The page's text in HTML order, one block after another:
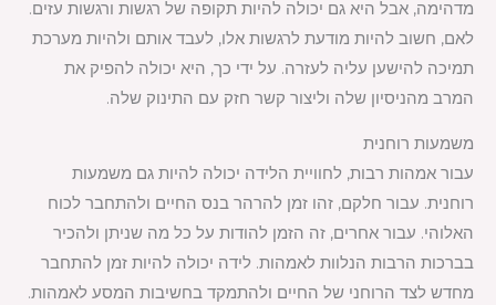
מדהימה, אבל היא גם יכולה להיות תקופה של רגשות ורגשות עזים.
לאם, חשוב להיות מודעת לרגשות אלו, לעבד אותם ולהיות מערכת
תמיכה להישען עליה לעזרה. על ידי כך, היא יכולה להפיק את
המרב מהניסיון שלה וליצור קשר חזק עם התינוק שלה.
משמעות רוחנית
עבור אמהות רבות, לחוויית הלידה יכולה להיות גם משמעות
רוחנית. עבור חלקם, זהו זמן להרהר בנס החיים ולהתחבר לכוח
האלוהי. עבור אחרים, זה הזמן להודות על כל מה שניתן ולהכיר
בברכות הרבות הנלוות לאמהות. לידה יכולה להיות זמן להתחבר
מחדש לצד הרוחני של החיים ולהתמקד בחשיבות המסע לאמהות.